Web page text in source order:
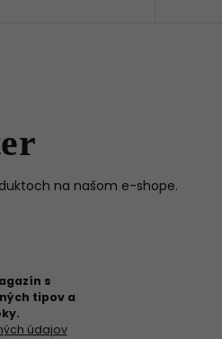
na našom e-shope.
s
tipov a
údajov